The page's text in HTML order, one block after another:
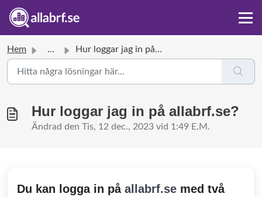
Hem ... Hur loggar jag in på allabrf.se?
Hur loggar jag in på allabrf.se?
Ändrad den Tis, 12 dec., 2023 vid 1:49 E.M.
Du kan logga in på allabrf.se med två